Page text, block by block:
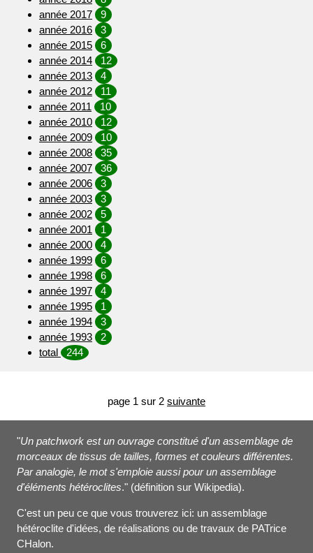
année 2017
9
année 2016
3
année 2015
6
année 2014
12
année 2013
4
année 2012
11
année 2011
10
année 2010
12
année 2009
10
année 2008
35
année 2007
36
année 2006
3
année 2003
3
année 2002
5
année 2001
1
année 2000
4
année 1999
6
année 1998
6
année 1997
4
année 1995
1
année 1994
3
année 1993
2
total
244
page 1 sur 2 suivante
"Un patchwork est un ouvrage constitué d'un assemblage de
morceaux de tissus de tailles, formes et couleurs différentes.
Par analogie, le mot s'emploie aussi pour un assemblage
d'éléments hétéroclites." (définition sur Wikipedia).
C'est un peu ce que vous trouverez ici: un assemblage
hétéroclite d'idées, de réalisations ou de travaux de PATrice
CHalon.